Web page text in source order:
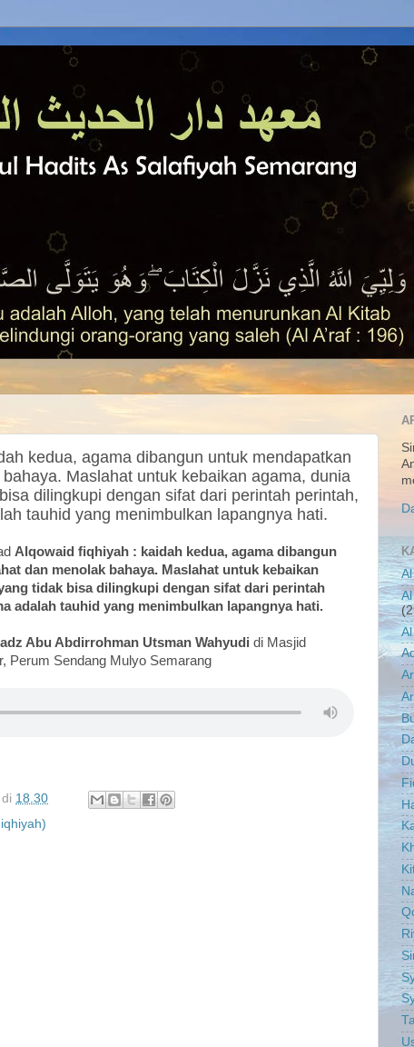
kedua, agama dibangun untuk mendapatkan
Maslahat untuk kebaikan agama, dunia
dilingkupi dengan sifat dari perintah perintah,
tauhid yang menimbulkan lapangnya hati.
Alqowaid fiqhiyah : kaidah kedua, agama dibangun
dan menolak bahaya. Maslahat untuk kebaikan
tidak bisa dilingkupi dengan sifat dari perintah
adalah tauhid yang menimbulkan lapangnya hati.
Abu Abdirrohman Utsman Wahyudi di Masjid
Perum Sendang Mulyo Semarang
di 18.30